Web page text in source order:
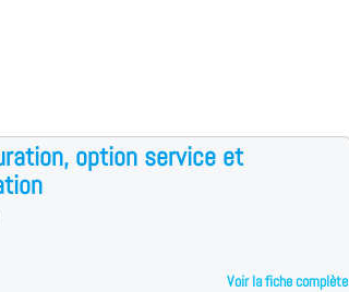
option service et
Voir la fiche complète